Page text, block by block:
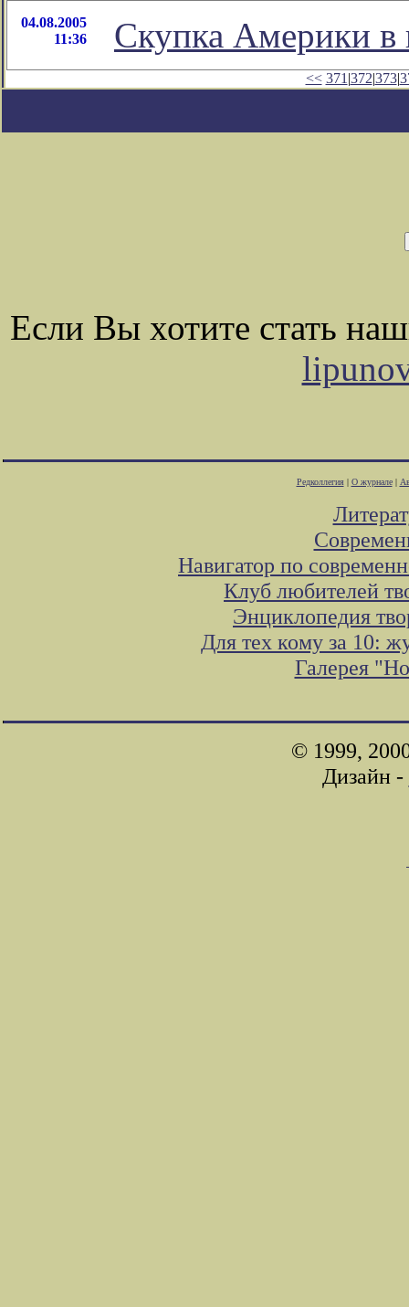
04.08.2005
11:36
Скупка Америки в
<< 371 |372|373|
Если Вы хотите стать
Редколлегия| О журнале|
Навигатор по
Клуб любителей
Энциклопедия
Для тех кому за 10:
Галерея
© 1999,
Дизайн -